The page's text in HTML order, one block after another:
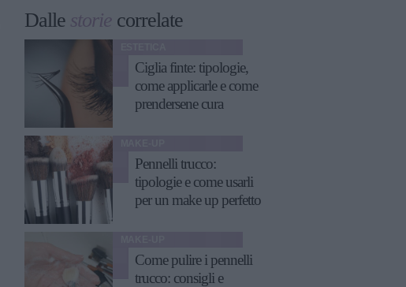
Dalle storie correlate
Ciglia finte: tipologie,
come applicarle e come
prendersene cura
Pennelli trucco:
tipologie e come usarli
per un make up perfetto
Come pulire i pennelli
trucco: consigli e